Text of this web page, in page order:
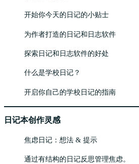
开始你今天的日记的小贴士
为作者打造的日记和日志软件
探索日记和日志软件的好处
什么是学校日记？
开启你自己的学校日记的指南
日记本创作灵感
焦虑日记：想法 & 提示
通过有结构的日记反思管理焦虑。